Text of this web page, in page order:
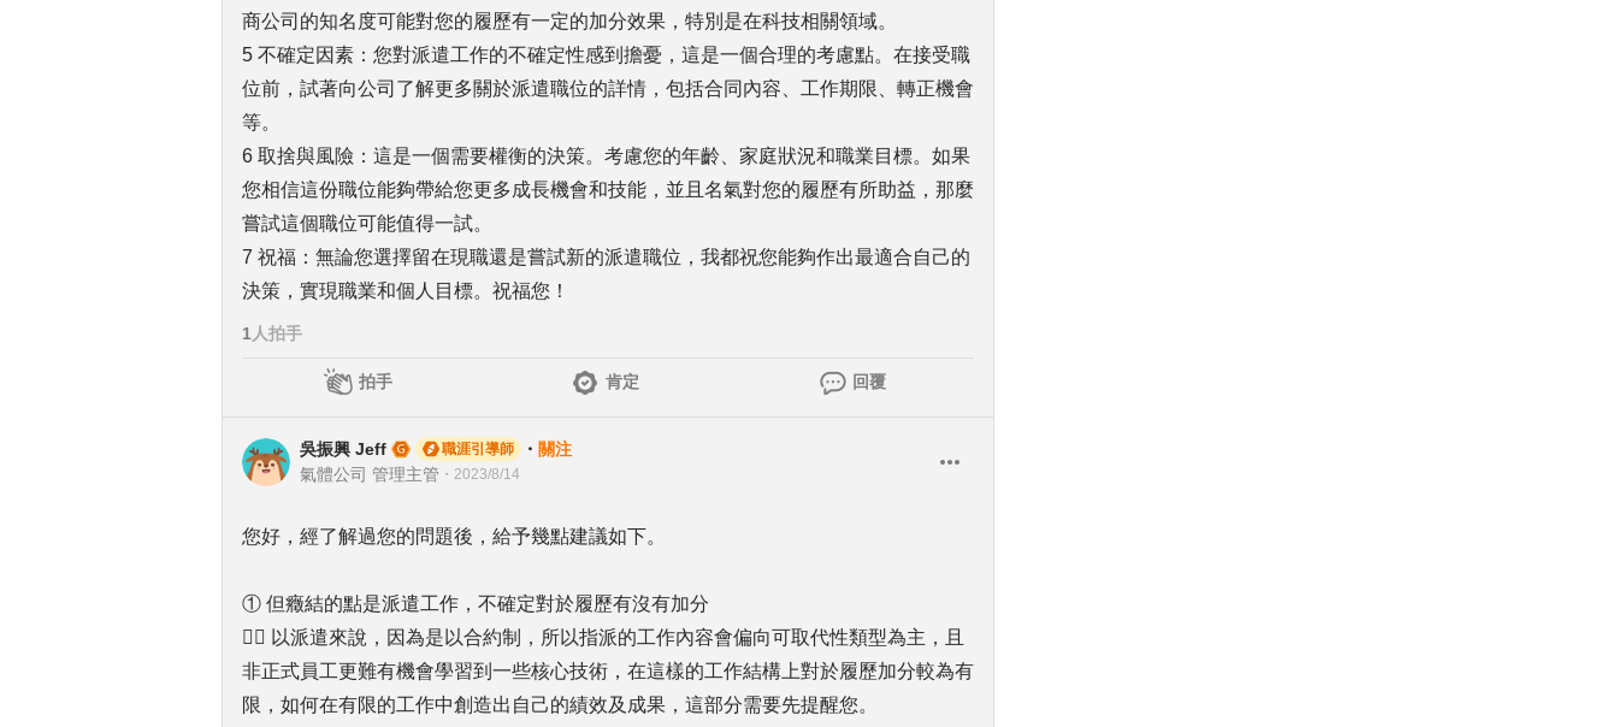
商公司的知名度可能對您的履歷有一定的加分效果，特別是在科技相關領域。
5 不確定因素：您對派遣工作的不確定性感到擔憂，這是一個合理的考慮點。在接受職
位前，試著向公司了解更多關於派遣職位的詳情，包括合同內容、工作期限、轉正機會
等。
6 取捨與風險：這是一個需要權衡的決策。考慮您的年齡、家庭狀況和職業目標。如果
您相信這份職位能夠帶給您更多成長機會和技能，並且名氣對您的履歷有所助益，那麼
嘗試這個職位可能值得一試。
7 祝福：無論您選擇留在現職還是嘗試新的派遣職位，我都祝您能夠作出最適合自己的
決策，實現職業和個人目標。祝福您！
1 人拍手
拍手 肯定 回覆
吳振興 Jeff 職涯引導師 ・ 關注
氣體公司 管理主管 ・ 2023/8/14
您好，經了解過您的問題後，給予幾點建議如下。
① 但癥結的點是派遣工作，不確定對於履歷有沒有加分
✍🏻 以派遣來說，因為是以合約制，所以指派的工作內容會偏向可取代性類型為主，且
非正式員工更難有機會學習到一些核心技術，在這樣的工作結構上對於履歷加分較為有
限，如何在有限的工作中創造出自己的績效及成果，這部分需要先提醒您。